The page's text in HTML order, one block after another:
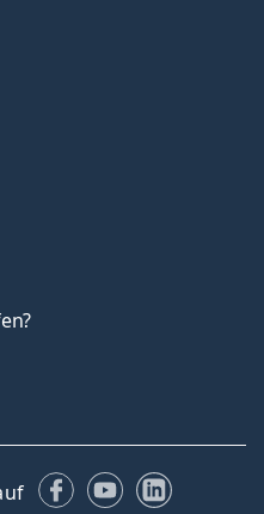
Facebook
YouTubeLinkedIn